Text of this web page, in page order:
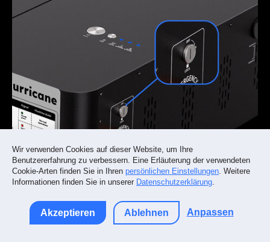
Wir verwenden Cookies auf dieser Website, um Ihre
Benutzererfahrung zu verbessern. Eine Erläuterung der verwendeten
Cookie-Arten finden Sie in Ihren persönlichen Einstellungen. Weitere
Informationen finden Sie in unserer Datenschutzerklärung.
Akzeptieren Ablehnen Anpassen